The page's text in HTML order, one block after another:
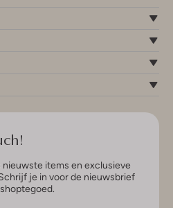
nieuwste items en exclusieve
je in voor de nieuwsbrief